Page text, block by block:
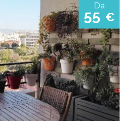
Da
55 €